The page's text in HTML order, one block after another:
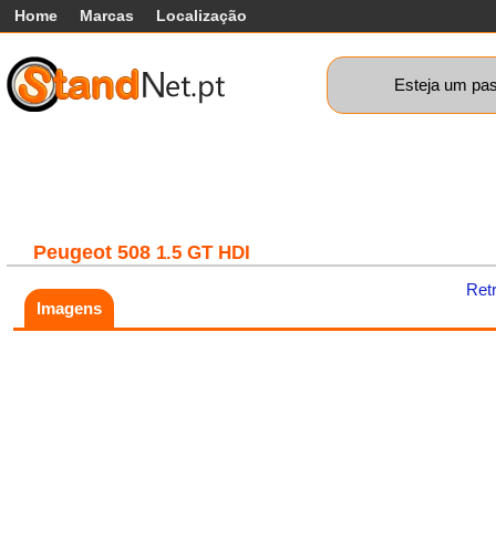
Home Marcas Localização
Esteja um
Peugeot 508 1.5 GT HDI
Imagens